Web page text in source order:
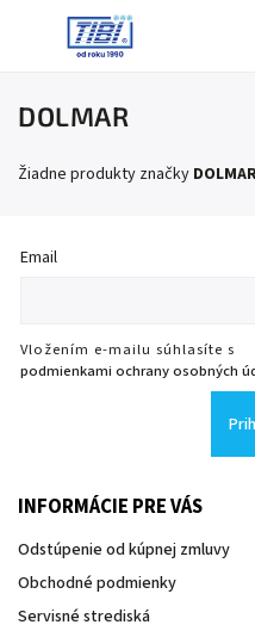
DOLMAR
Žiadne produkty značky
Email
Vložením e-mailu súhlasíte s
podmienkami ochrany osobných
INFORMÁCIE PRE VÁS
Odstúpenie od kúpnej zmluvy
Obchodné podmienky
Servisné strediská